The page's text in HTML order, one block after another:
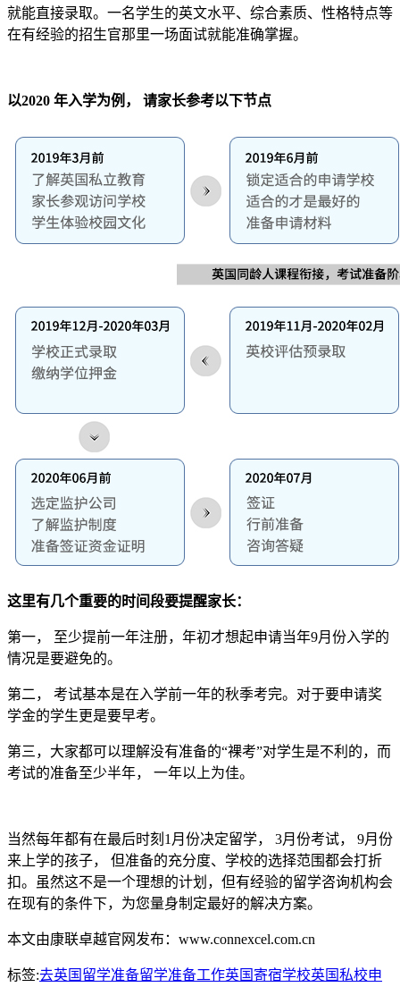
就能直接录取。一名学生的英文水平、综合素质、性格特点等
在有经验的招生官那里一场面试就能准确掌握。
以2020 年入学为例， 请家长参考以下节点
这里有几个重要的时间段要提醒家长：
第一， 至少提前一年注册，年初才想起申请当年9月份入学的
情况是要避免的。
第二， 考试基本是在入学前一年的秋季考完。对于要申请奖
学金的学生更是要早考。
第三，大家都可以理解没有准备的“裸考”对学生是不利的，而
考试的准备至少半年， 一年以上为佳。
当然每年都有在最后时刻1月份决定留学， 3月份考试， 9月份
来上学的孩子， 但准备的充分度、学校的选择范围都会打折
扣。虽然这不是一个理想的计划，但有经验的留学咨询机构会
在现有的条件下，为您量身制定最好的解决方案。
本文由康联卓越官网发布：www.connexcel.com.cn
标签:去英国留学准备留学准备工作英国寄宿学校英国私校申